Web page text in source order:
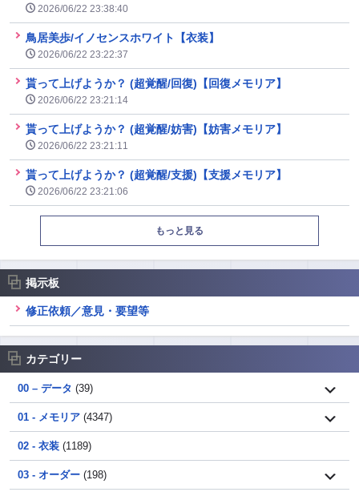
2026/06/22 23:38:40
鳥居美歩/イノセンスホワイト【衣装】
2026/06/22 23:22:37
貰って上げようか？ (超覚醒/回復)【回復メモリア】
2026/06/22 23:21:14
貰って上げようか？ (超覚醒/妨害)【妨害メモリア】
2026/06/22 23:21:11
貰って上げようか？ (超覚醒/支援)【支援メモリア】
2026/06/22 23:21:06
もっと見る
掲示板
修正依頼／意見・要望等
カテゴリー
00 – データ (39)
01 - メモリア (4347)
02 - 衣装 (1189)
03 - オーダー (198)